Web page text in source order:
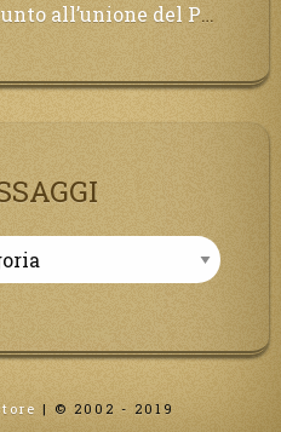
il figlio, non avete che da attendere pochissimo.
| © 2002 - 2019